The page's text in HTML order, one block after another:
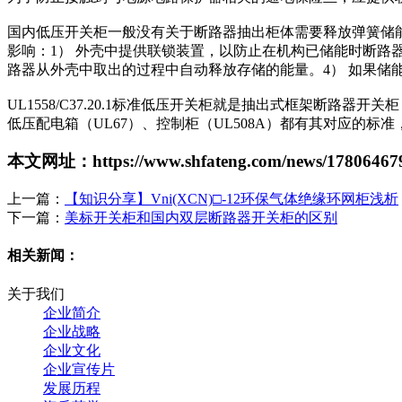
国内低压开关柜一般没有关于断路器抽出柜体需要释放弹簧
影响：1） 外壳中提供联锁装置，以防止在机构已储能时断
路器从外壳中取出的过程中自动释放存储的能量。4） 如果
UL1558/C37.20.1标准低压开关柜就是抽出式框架断路器开关
低压配电箱（UL67）、控制柜（UL508A）都有其对应的标
本文网址：https://www.shfateng.com/news/
上一篇：
【知识分享】Vni(XCN)□-12环保气体绝缘环网柜浅析
下一篇： 美标开关柜和国内双层断路器开关柜的区别
相关新闻：
关于我们
企业简介
企业战略
企业文化
企业宣传片
发展历程